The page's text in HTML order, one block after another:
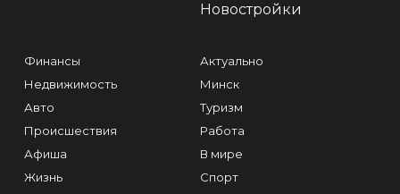
Новостройки
Финансы
Недвижимость
Авто
Происшествия
Афиша
Жизнь
Актуально
Минск
Туризм
Работа
В мире
Спорт